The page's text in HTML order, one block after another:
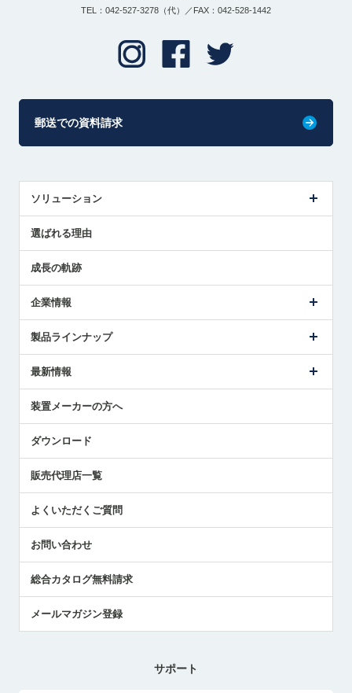
TEL：042-527-3278（代）／FAX：042-528-1442
郵送での資料請求
ソリューション
解決策提案
選ばれる理由
成長の軌跡
企業情報
ごあいさつ
受賞履歴
採用情報
国/地域/言語
製品ラインナップ
ツールセッタ製品
エアマイクロセンサ製品
最新情報
メトロールの技術
社員ブログ
中小企業のBCP地震対策
センサのテクニカルガイド
社長ブログ
装置メーカーの方へ
ダウンロード
販売代理店一覧
よくいただくご質問
お問い合わせ
総合カタログ無料請求
メールマガジン登録
サポート